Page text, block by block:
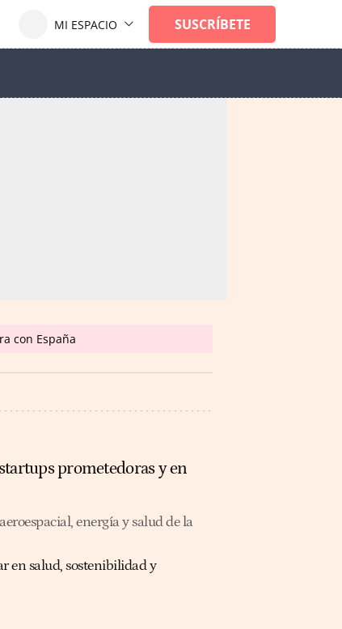
con España
prometedoras y en
energía y salud de la
en salud, sostenibilidad y